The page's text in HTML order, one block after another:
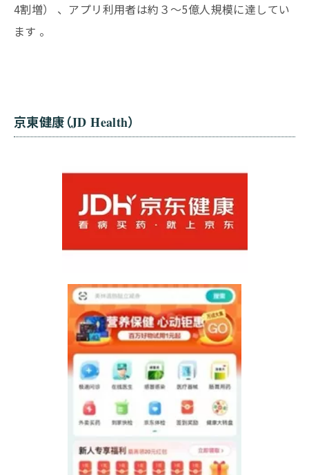
4割増） 、アプリ利用者は約３〜5億人規模に達してい
ます 。
京東健康（JD Health）